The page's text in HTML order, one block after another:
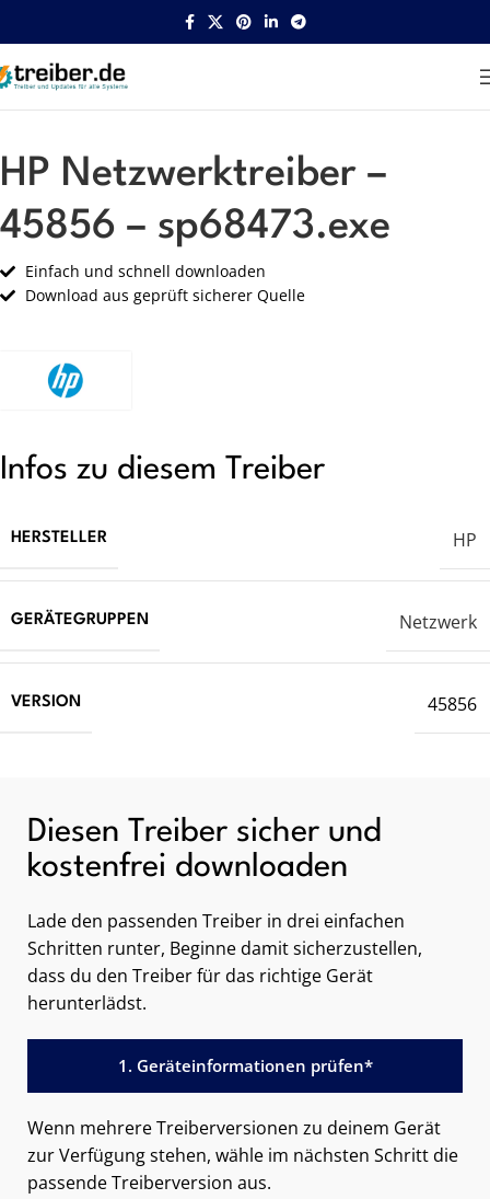
Startseite HP Netzwerk
HP Netzwerktreiber –
45856 – sp68473.exe
Einfach und schnell downloaden
Download aus geprüft sicherer Quelle
Infos zu diesem Treiber
HERSTELLER HP
GERÄTEGRUPPEN Netzwerk
VERSION 45856
Diesen Treiber sicher und
kostenfrei downloaden
Lade den passenden Treiber in drei einfachen
Schritten runter, Beginne damit sicherzustellen,
dass du den Treiber für das richtige Gerät
herunterlädst.
1. Geräteinformationen prüfen*
Wenn mehrere Treiberversionen zu deinem Gerät
zur Verfügung stehen, wähle im nächsten Schritt die
passende Treiberversion aus.